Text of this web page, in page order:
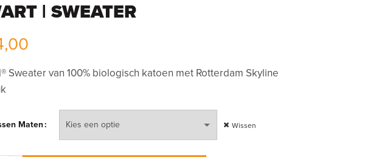
| SWEATER
Sweater van 100% biologisch katoen met Rotterdam Skyline
Maten Wissen